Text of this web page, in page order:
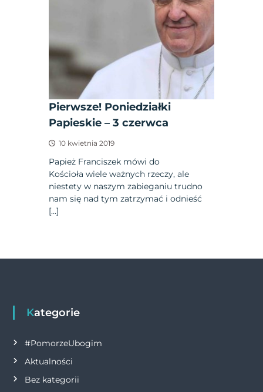
Pierwsze! Poniedziałki
Papieskie – 3 czerwca
10 kwietnia 2019
Papież Franciszek mówi do
Kościoła wiele ważnych rzeczy, ale
niestety w naszym zabieganiu trudno
nam się nad tym zatrzymać i odnieść
[…]
Kategorie
#PomorzeUbogim
Aktualności
Bez kategorii